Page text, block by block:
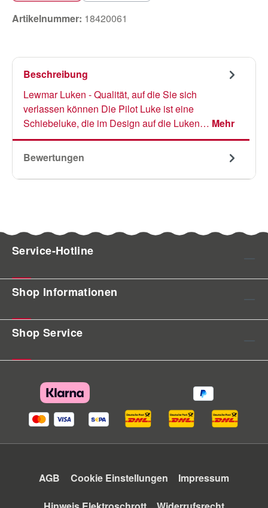
Artikelnummer: 18420061
Beschreibung
Lewmar Luken - Qualität, auf die Sie sich
verlassen können Die Pilot Luke ist eine
Schiebeluke, die im Design auf die Luken… Mehr
Bewertungen
Service-Hotline
Shop Informationen
Shop Service
AGB Cookie Einstellungen Impressum